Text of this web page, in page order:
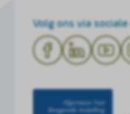
Volg ons via